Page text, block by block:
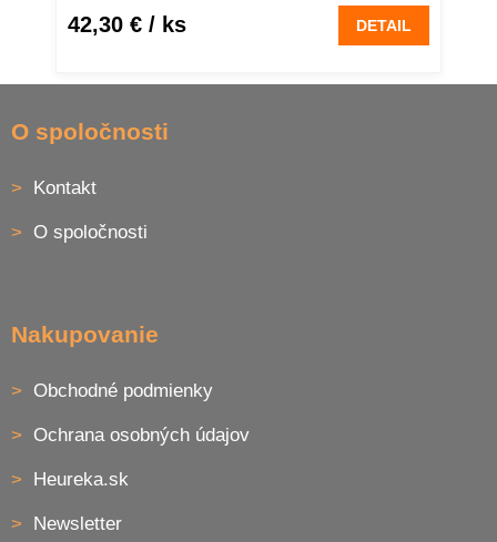
42,30 € / ks DETAIL
O spoločnosti
Kontakt
O spoločnosti
Nakupovanie
Obchodné podmienky
Ochrana osobných údajov
Heureka.sk
Newsletter